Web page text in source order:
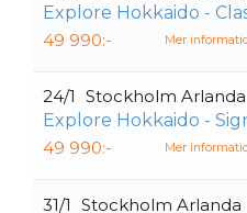
Explore Hokkaido -
49 990:- Mer
24/1 Stockholm Arlanda
Explore Hokkaido -
49 990:- Mer
31/1 Stockholm Arlanda